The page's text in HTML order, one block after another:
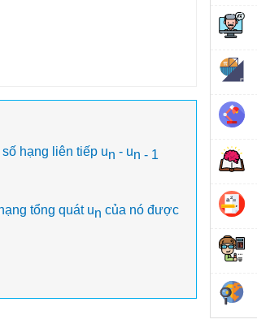
hạng liên tiếp un - un - 1
tổng quát un của nó được